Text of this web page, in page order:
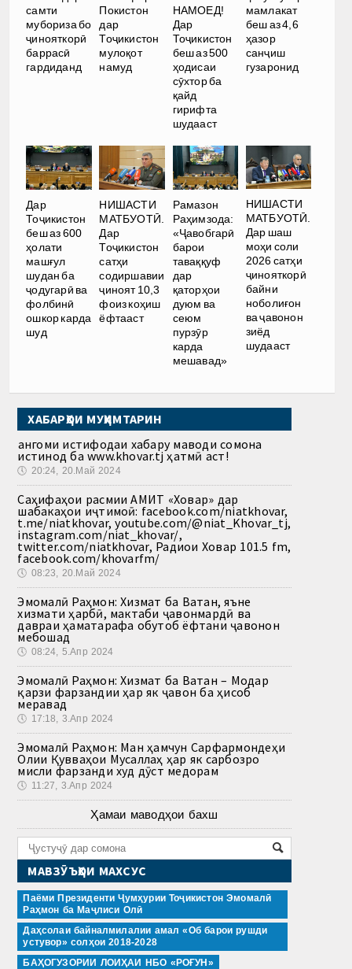
самти
мубориза бо
ҷинояткорӣ
баррасӣ
гардиданд
Покистон
дар
Тоҷикистон
мулоқот
намуд
НАМОЕД!
Дар
Тоҷикистон
беш аз 500
ҳодисаи
сӯхтор ба
қайд
гирифта
шудааст
мамлакат
беш аз 4,6
ҳазор
санҷиш
гузаронид
Дар
Тоҷикистон
беш аз 600
ҳолати
машғул
шудан ба
ҷодугарӣ ва
фолбинӣ
ошкор карда
шуд
НИШАСТИ
МАТБУОТӢ.
Дар
Тоҷикистон
сатҳи
содиршавии
ҷиноят 10,3
фоиз коҳиш
ёфтааст
Рамазон
Раҳимзода:
«Ҷавобгарӣ
барои
таваққуф
дар
қаторҳои
дуюм ва
сеюм
пурзӯр
карда
мешавад»
НИШАСТИ
МАТБУОТӢ.
Дар шаш
моҳи соли
2026 сатҳи
ҷинояткорӣ
байни
ноболиғон
ва ҷавонон
зиёд
шудааст
ХАБАРҲОИ МУҲИМТАРИН
Ҳангоми истифодаи хабару маводи сомона
истинод ба www.khovar.tj ҳатмӣ аст!
🕔 20:24, 20.Май 2024
Саҳифаҳои расмии АМИТ «Ховар» дар
шабакаҳои иҷтимоӣ: facebook.com/niatkhovar,
t.me/niatkhovar, youtube.com/@niat_Khovar_tj,
instagram.com/niat_khovar/,
twitter.com/niatkhovar, Радиои Ховар 101.5 fm,
facebook.com/khovarfm/
🕔 08:23, 20.Май 2024
Эмомалӣ Раҳмон: Хизмат ба Ватан, яъне
хизмати ҳарбӣ, мактаби ҷавонмардӣ ва
давраи ҳаматарафа обутоб ёфтани ҷавонон
мебошад
🕔 08:24, 5.Апр 2024
Эмомалӣ Раҳмон: Хизмат ба Ватан – Модар
қарзи фарзандии ҳар як ҷавон ба ҳисоб
меравад
🕔 17:18, 3.Апр 2024
Эмомалӣ Раҳмон: Ман ҳамчун Сарфармондеҳи
Олии Қувваҳои Мусаллаҳ ҳар як сарбозро
мисли фарзанди худ дӯст медорам
🕔 11:27, 3.Апр 2024
Ҳамаи маводҳои бахш
МАВЗӮЪҲОИ МАХСУС
Паёми Президенти Ҷумҳурии Тоҷикистон Эмомалӣ
Раҳмон ба Маҷлиси Олӣ
Даҳсолаи байналмилалии амал «Об барои рушди
устувор» солҳои 2018-2028
БАҲОГУЗОРИИ ЛОИҲАИ НБО «РОҒУН»